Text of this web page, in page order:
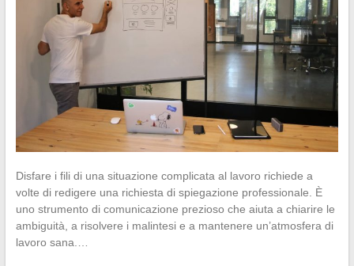
Disfare i fili di una situazione complicata al lavoro richiede a
volte di redigere una richiesta di spiegazione professionale. È
uno strumento di comunicazione prezioso che aiuta a chiarire le
ambiguità, a risolvere i malintesi e a mantenere un’atmosfera di
lavoro sana.…